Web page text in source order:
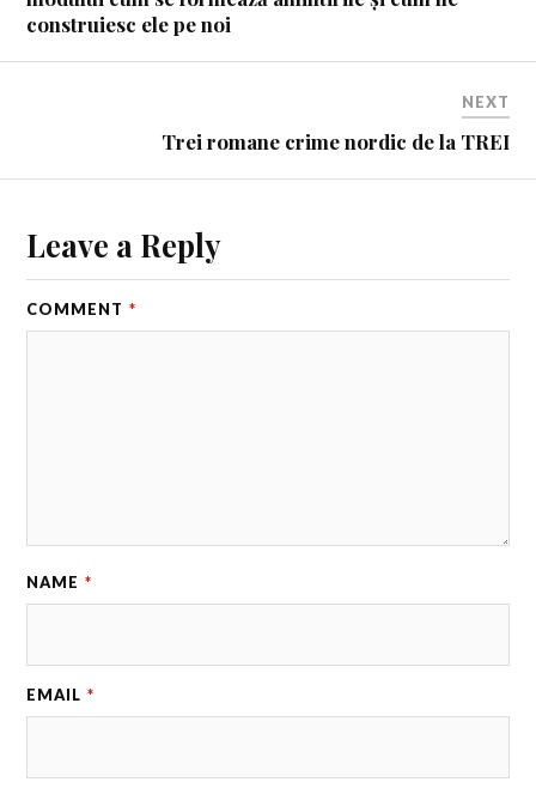
construiesc ele pe noi
NEXT
Trei romane crime nordic de la TREI
Leave a Reply
COMMENT *
NAME *
EMAIL *